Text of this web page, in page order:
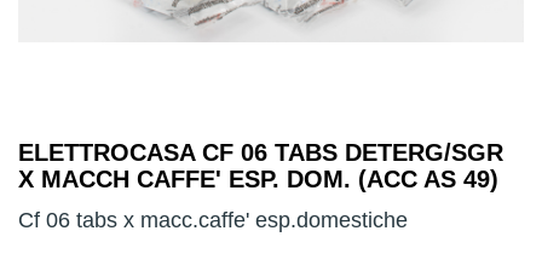
ELETTROCASA CF 06 TABS DETERG/SGR
X MACCH CAFFE' ESP. DOM. (ACC AS 49)
Cf 06 tabs x macc.caffe' esp.domestiche